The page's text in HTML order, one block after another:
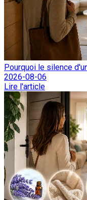
Pourquoi le silence
2026-08-06
Lire l'article